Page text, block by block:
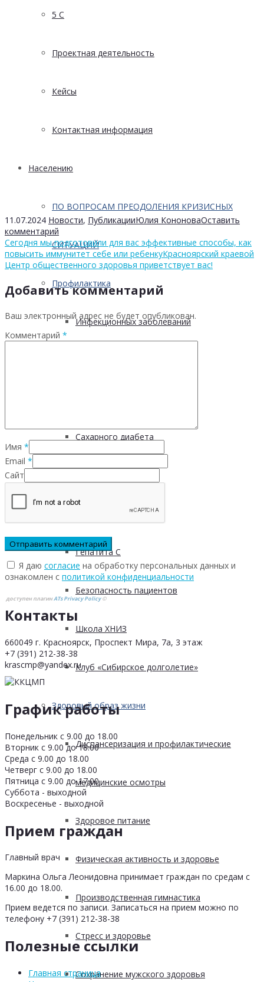
5 С
Проектная деятельность
Кейсы
Контактная информация
Населению
ПО ВОПРОСАМ ПРЕОДОЛЕНИЯ КРИЗИСНЫХ
СИТУАЦИЙ
Профилактика
Инфекционных заболеваний
Сахарного диабета
Гепатита С
Безопасность пациентов
Школа ХНИЗ
Клуб «Сибирское долголетие»
Здоровый образ жизни
Диспансеризация и профилактические
медицинские осмотры
Здоровое питание
Физическая активность и здоровье
Производственная гимнастика
Стресс и здоровье
Сохранение мужского здоровья
11.07.2024 Новости, ПубликацииЮлия КононоваОставить
комментарий
Сегодня мы подготовили для вас эффективные способы, как
повысить иммунитет себе или ребенкуКрасноярский краевой
Центр общественного здоровья приветствует вас!
Добавить комментарий
Ваш электронный адрес не будет опубликован.
Комментарий *
Имя *
Email *
Сайт
Я даю согласие на обработку персональных данных и
ознакомлен с политикой конфиденциальности
доступен плагинATs Privacy Policy©
Контакты
660049 г. Красноярск, Проспект Мира, 7а, 3 этаж
+7 (391) 212-38-38
krascmp@yandex.ru
График работы
Понедельник с 9.00 до 18.00
Вторник с 9.00 до 18.00
Среда с 9.00 до 18.00
Четверг с 9.00 до 18.00
Пятница с 9.00 до 17.00
Суббота - выходной
Воскресенье - выходной
Прием граждан
Главный врач
Маркина Ольга Леонидовна принимает граждан по средам с
16.00 до 18.00.
Прием ведется по записи. Записаться на прием можно по
телефону +7 (391) 212-38-38
Полезные ссылки
Главная страница